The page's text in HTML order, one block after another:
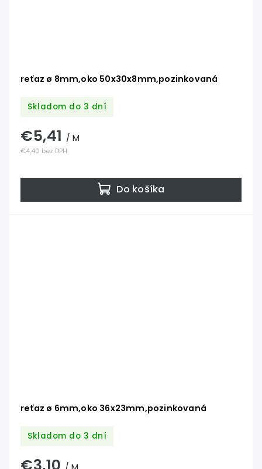
reťaz ø 8mm,oko 50x30x8mm,pozinkovaná
Skladom do 3 dní
€4,40 bez DPH
€5,41 / M
Do košíka
reťaz ø 6mm,oko 36x23mm,pozinkovaná
Skladom do 3 dní